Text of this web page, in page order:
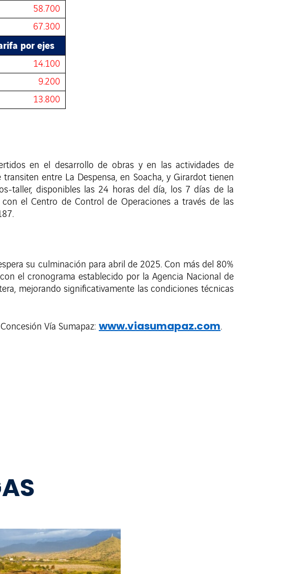
58.700
67.300
por ejes
14.100
9.200
13.800
en el desarrollo de obras y en las actividades de
entre La Despensa, en Soacha, y Girardot tienen
taller, disponibles las 24 horas del día, los 7 días de la
el Centro de Control de Operaciones a través de las
su culminación para abril de 2025. Con más del 80%
el cronograma establecido por la Agencia Nacional de
mejorando significativamente las condiciones técnicas
Vía Sumapaz: www.viasumapaz.com.